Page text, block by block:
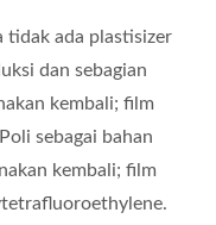
tidak ada plastisizer
dan sebagian
kembali; film
sebagai bahan
kembali; film